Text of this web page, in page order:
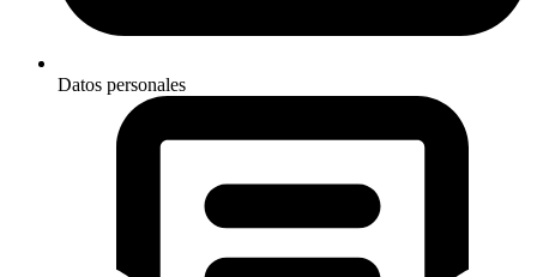
Datos personales